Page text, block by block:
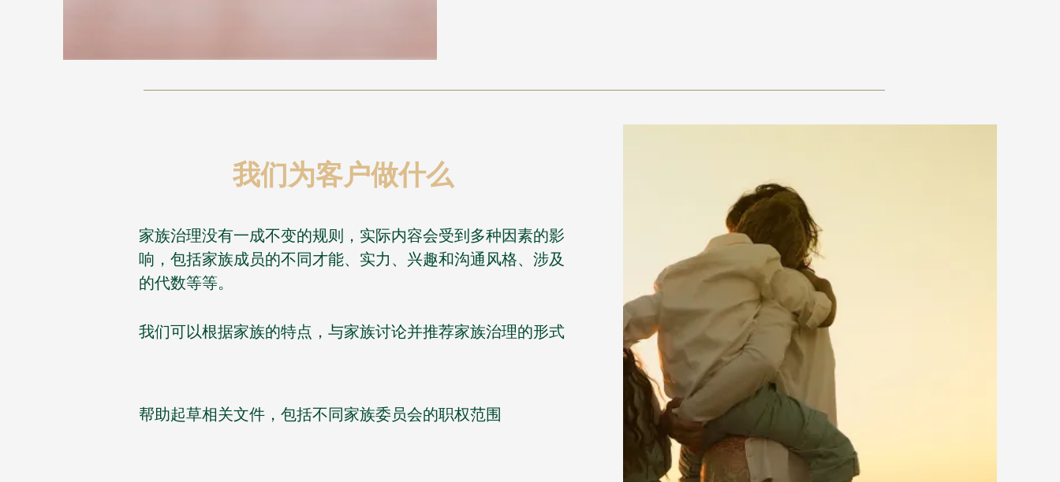
我们为客户做什么
家族治理没有一成不变的规则，实际内容会受到多种因素的影
响，包括家族成员的不同才能、实力、兴趣和沟通风格、涉及
的代数等等。
我们可以根据家族的特点，与家族讨论并推荐家族治理的形式
帮助起草相关文件，包括不同家族委员会的职权范围